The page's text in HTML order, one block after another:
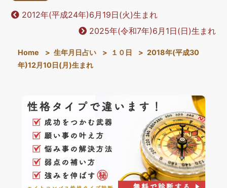
2012年(平成24年)6月19日(火)生まれ
2025年(令和7年)6月1日(日)生まれ
Home > 生年月日占い > １０日 > 2018年(平成30
年)12月10日(月)生まれ